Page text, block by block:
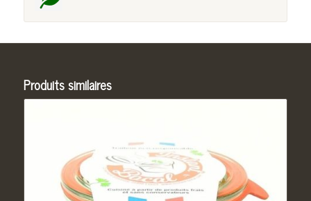
Produits similaires